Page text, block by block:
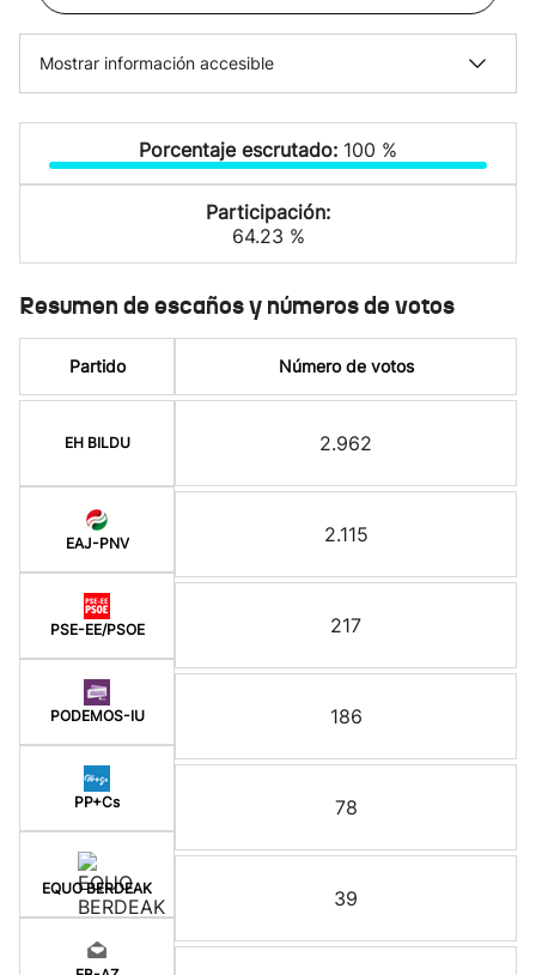
Mostrar información accesible
Porcentaje escrutado: 100 %
Participación:
64.23 %
Resumen de escaños y números de votos
Partido
EH BILDU
EAJ-PNV
PSE-EE/PSOE
PODEMOS-IU
PP+Cs
EQUO BERDEAK
Número de votos
2.962
2.115
217
186
78
39